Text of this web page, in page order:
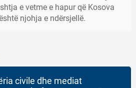
e vetme e hapur që Kosova
njohja e ndërsjellë.
civile dhe mediat